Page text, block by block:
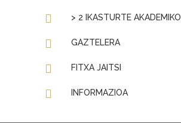
> 2 IKASTURTE AKADEMIKO
GAZTELERA
FITXA JAITSI
INFORMAZIOA